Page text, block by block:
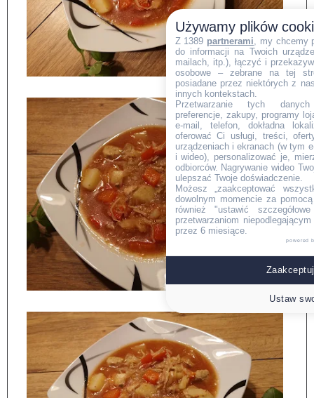
Używamy plików
Z 1389 partnerami , my chcemy
do informacji na Twoich
mailach, itp.), łączyć i
osobowe – zebrane na tej
posiadane przez niektórych z
innych kontekstach.
Przetwarzanie tych danych
preferencje, zakupy, programy
e-mail, telefon, dokładna
oferować Ci usługi, treści,
urządzeniach i ekranach (w tym
i wideo), personalizować je,
odbiorców. Nagrywanie wideo
ulepszać Twoje doświadczenie.
Możesz „zaakceptować
dowolnym momencie za
również "ustawić
przetwarzaniom
przez 6 miesiące.
powered
Ustaw